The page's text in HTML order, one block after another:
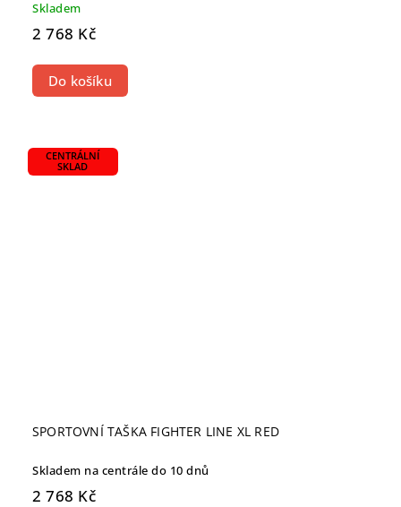
Skladem
2 768 Kč
Do košíku
CENTRÁLNÍ
SKLAD
SPORTOVNÍ TAŠKA FIGHTER LINE XL RED
Skladem na centrále do 10 dnů
2 768 Kč